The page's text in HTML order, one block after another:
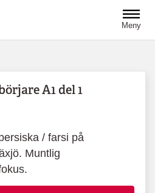
Meny
A1 del 1
/ farsi på
Muntlig